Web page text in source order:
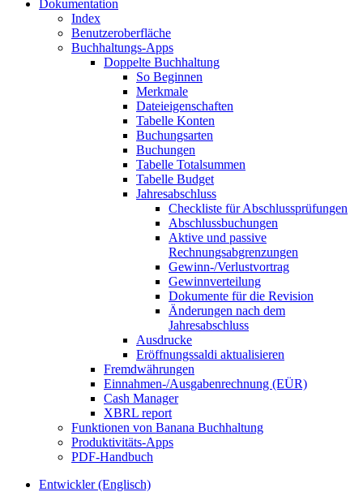
Dokumentation
Index
Benutzeroberfläche
Buchhaltungs-Apps
Doppelte Buchhaltung
So Beginnen
Merkmale
Dateieigenschaften
Tabelle Konten
Buchungsarten
Buchungen
Tabelle Totalsummen
Tabelle Budget
Jahresabschluss
Checkliste für Abschlussprüfungen
Abschlussbuchungen
Aktive und passive
Rechnungsabgrenzungen
Gewinn-/Verlustvortrag
Gewinnverteilung
Dokumente für die Revision
Änderungen nach dem
Jahresabschluss
Ausdrucke
Eröffnungssaldi aktualisieren
Fremdwährungen
Einnahmen-/Ausgabenrechnung (EÜR)
Cash Manager
XBRL report
Funktionen von Banana Buchhaltung
Produktivitäts-Apps
PDF-Handbuch
Entwickler (Englisch)